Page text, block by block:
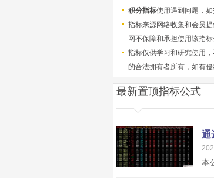
积分指标使用遇到问题，如
指标来源网络收集和会员
网不保障和承担使用该指
指标仅供学习和研究使用
的合法拥有者所有，如有
最新置顶指标公式